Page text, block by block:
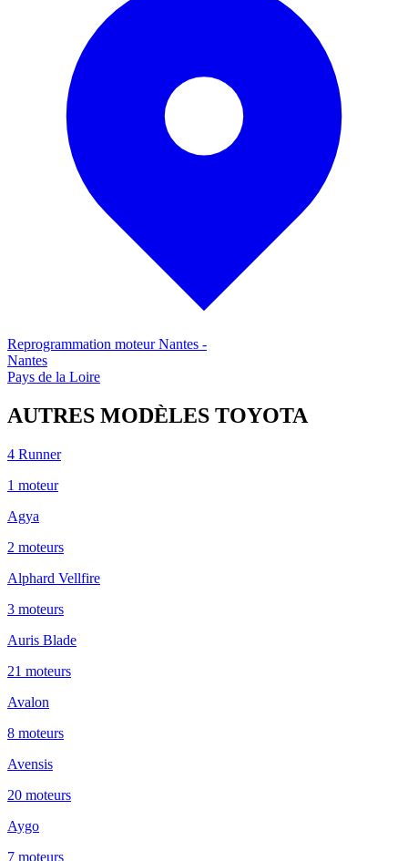
Reprogrammation moteurNantes -
Nantes
Pays de la Loire
AUTRES MODÈLES TOYOTA
4 Runner
1 moteur
Agya
2 moteurs
Alphard Vellfire
3 moteurs
Auris Blade
21 moteurs
Avalon
8 moteurs
Avensis
20 moteurs
Aygo
7 moteurs